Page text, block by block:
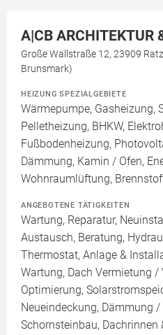
A|CB ARCHITEKTUR
Große Wallstraße 12, 23909
Brunsmark)
HEIZUNG SPEZIALGEBIETE
Wärmepumpe, Gasheizung,
Pelletheizung, BHKW,
Fußbodenheizung,
Dämmung, Kamin / Ofen,
Wohnraumlüftung,
ANGEBOTENE TÄTIGKEITEN
Wartung, Reparatur,
Austausch, Beratung,
Thermostat, Anlage &
Wartung, Dach Vermietung
Optimierung,
Neueindeckung, Dämmung /
Schornsteinbau, Dachrinnen